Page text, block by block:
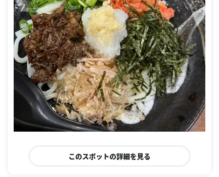
このスポットの詳細を見る